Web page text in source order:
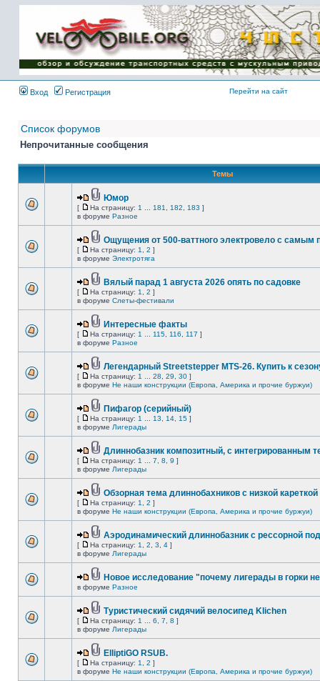
Имя пользователя:
Пароль:
{ LOG_ME_IN_SHORT
}
Вход
Регистрация Перейти на сайт
Список форумов
Непрочитанные сообщения
Темы
Юмор
[ На страницу: 1 181 182 183 ]
в форуме Разное
Ощущения от 500-ваттного электровело с самым
[ На страницу: 1 2 ]
в форуме Электротяга
Вялый парад 1 августа 2026 опять по садовке
[ На страницу: 1 2 ]
в форуме Слеты-фестивали
Интересные факты
[ На страницу: 1 115 116 117 ]
в форуме Разное
Легендарный Streetstepper MTS-26. Купить к
[ На страницу: 1 28 29 30 ]
в форуме Не наши конструкции (Европа, Америка и прочие буржуи)
Пифагор (серийный)
[ На страницу: 1 13 14 15 ]
в форуме Лигерады
Длиннобазник композитный, с интегрированным
[ На страницу: 1 7 8 9 ]
в форуме Лигерады
Обзорная тема длиннобахников с низкой кареткой
[ На страницу: 1 2 ]
в форуме Не наши конструкции (Европа, Америка и прочие буржуи)
Аэродинамический длиннобазник с рессорной
[ На страницу: 1 2 3 4 ]
в форуме Лигерады
Новое исследование "почему лигерады в горки
в форуме Разное
Туристический сидячий велосипед Klichen
[ На страницу: 1 6 7 8 ]
в форуме Лигерады
ElliptiGO RSUB.
[ На страницу: 1 2 ]
в форуме Не наши конструкции (Европа, Америка и прочие буржуи)